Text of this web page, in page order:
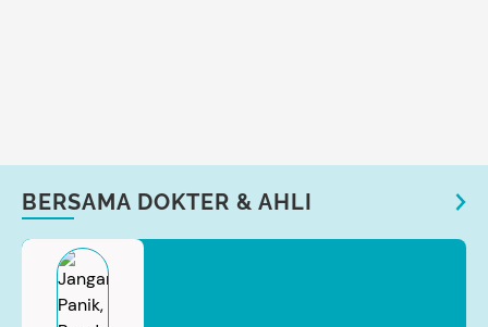
BERSAMA DOKTER & AHLI